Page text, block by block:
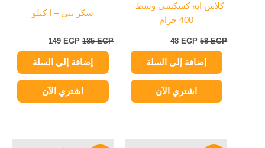
كلاس ايه كسكسي وسط –
400 جرام
58EGP
48 EGP
إضافة إلى السلة
اشتري الآن
سكر بني – ا كيلو
185EGP
149 EGP
إضافة إلى السلة
اشتري الآن